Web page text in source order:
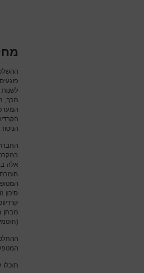
מכך,
החברה
אלה
מבחן